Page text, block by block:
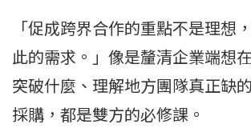
「促成跨界合作的重點不是理想
此的需求。」像是釐清企業端想
突破什麼、理解地方團隊真正缺
採購，都是雙方的必修課。